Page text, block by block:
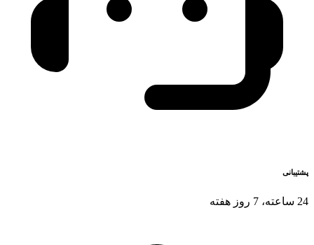
پشتیبانی
24 ساعته، 7 روز هفته